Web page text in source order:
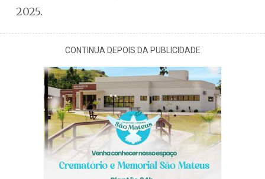
2025.
CONTINUA DEPOIS DA PUBLICIDADE